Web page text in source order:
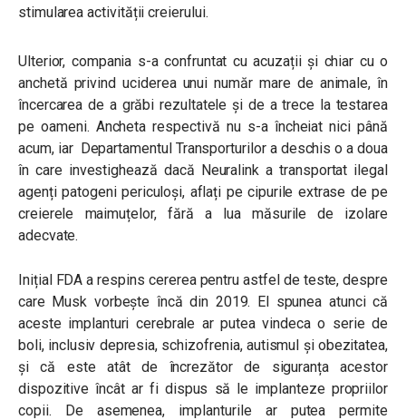
stimularea activității creierului.
Ulterior, compania s-a confruntat cu acuzații și chiar cu o
anchetă privind uciderea unui număr mare de animale, în
încercarea de a grăbi rezultatele și de a trece la testarea
pe oameni. Ancheta respectivă nu s-a încheiat nici până
acum, iar Departamentul Transporturilor a deschis o a doua
în care investighează dacă Neuralink a transportat ilegal
agenți patogeni periculoși, aflați pe cipurile extrase de pe
creierele maimuțelor, fără a lua măsurile de izolare
adecvate.
Inițial FDA a respins cererea pentru astfel de teste, despre
care Musk vorbește încă din 2019. El spunea atunci că
aceste implanturi cerebrale ar putea vindeca o serie de
boli, inclusiv depresia, schizofrenia, autismul și obezitatea,
și că este atât de încrezător de siguranța acestor
dispozitive încât ar fi dispus să le implanteze propriilor
copii. De asemenea, implanturile ar putea permite